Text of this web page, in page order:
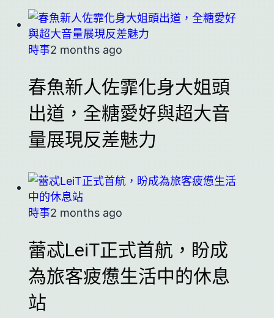
時事2 months ago
春魚新人佐霏化身大姐頭
出道，全糖愛好與超大音
量展現反差魅力
時事2 months ago
蕾忒LeiT正式首航，盼成
為旅客疲憊生活中的休息
站